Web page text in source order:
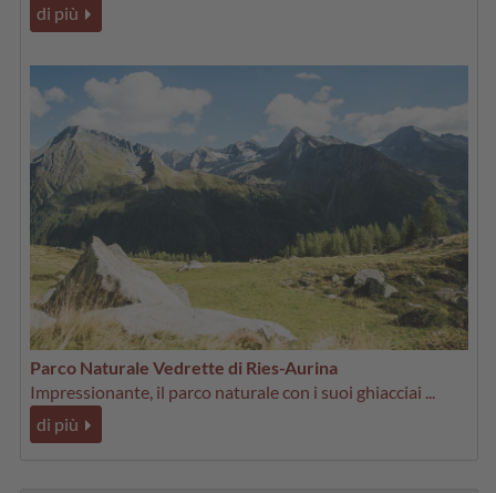
di più
Parco Naturale Vedrette di Ries-Aurina
Impressionante, il parco naturale con i suoi ghiacciai ...
di più